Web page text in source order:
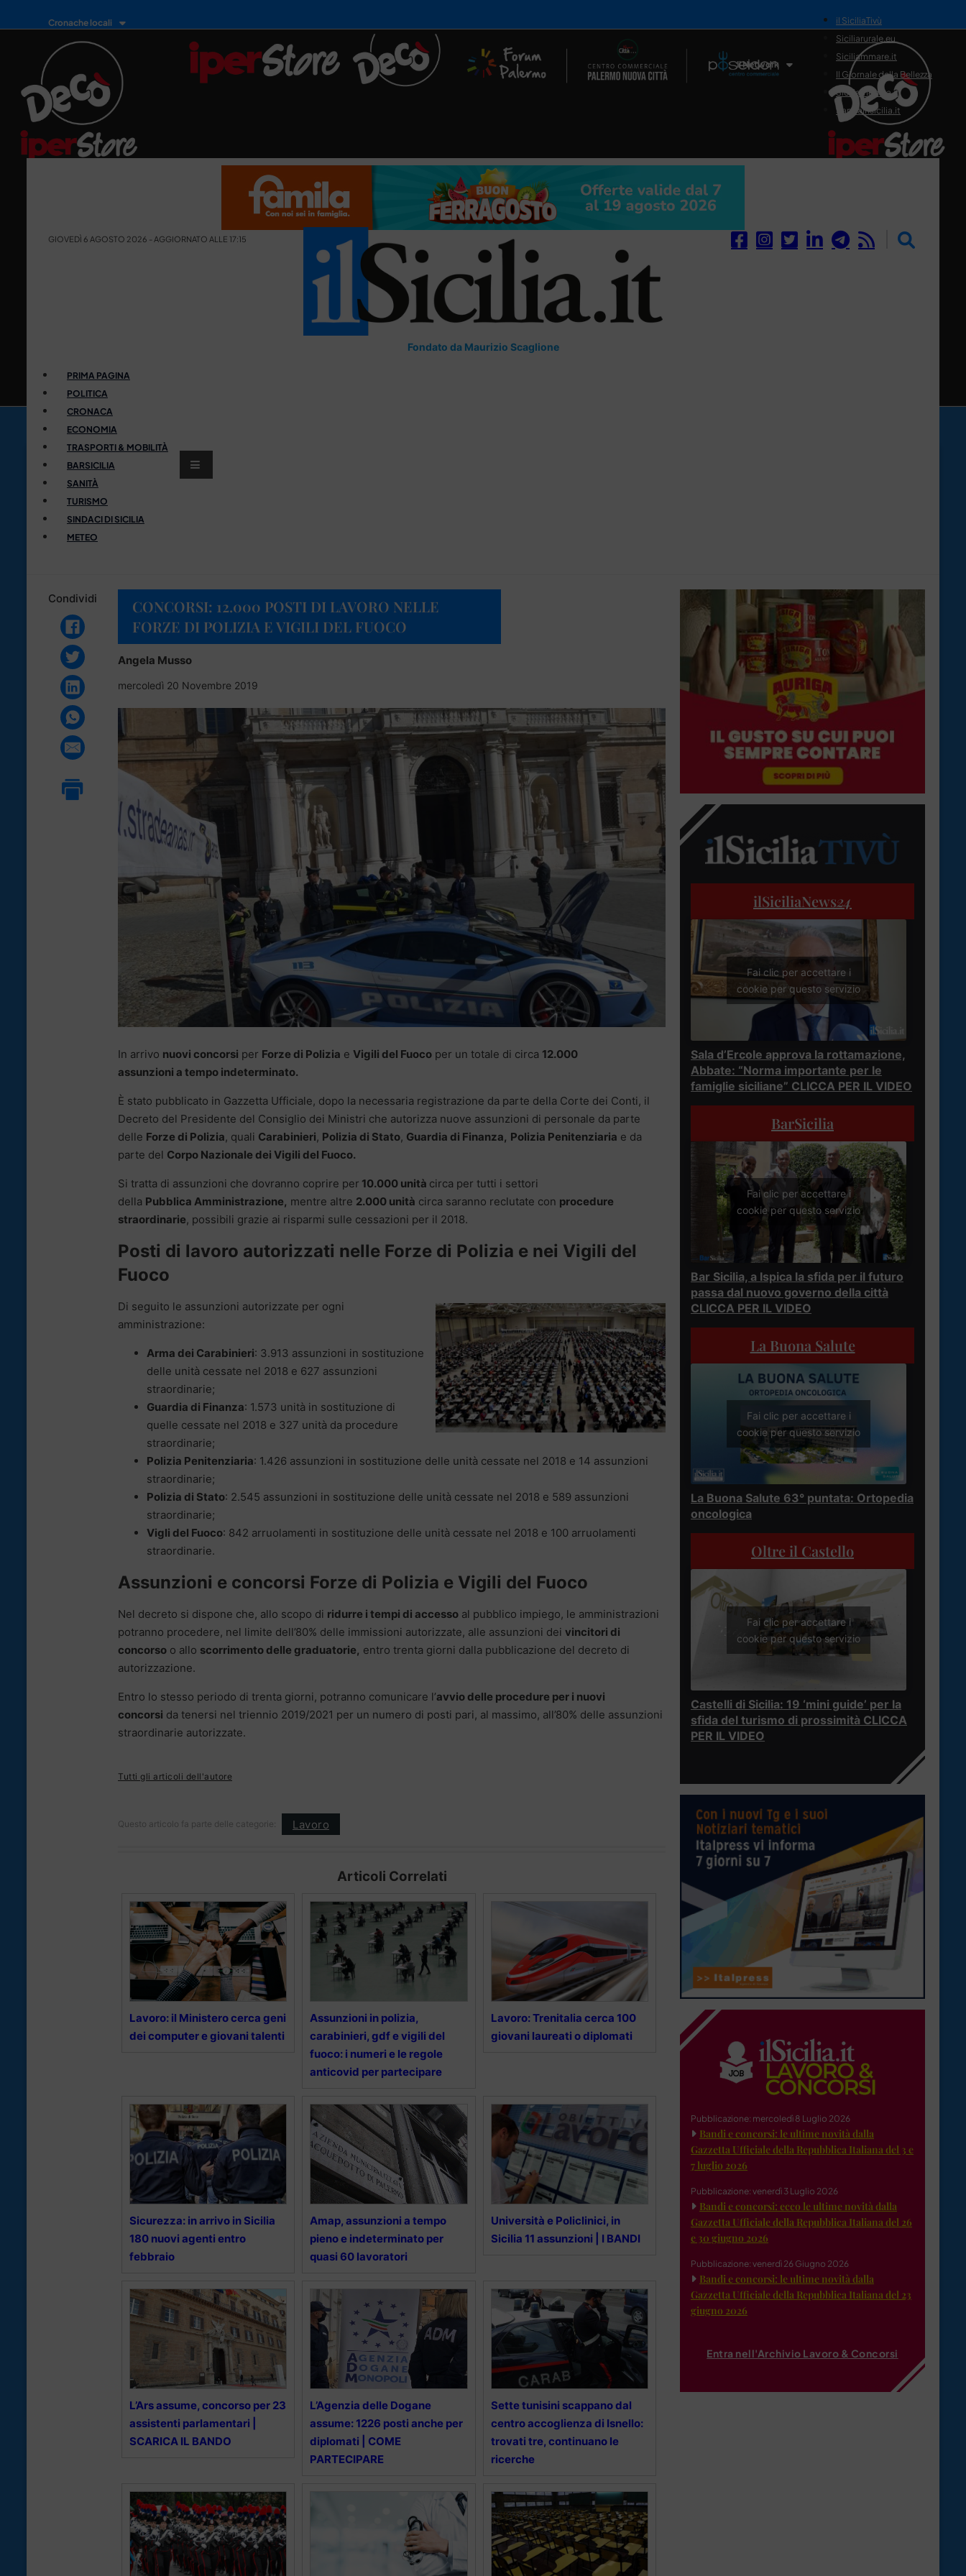
Cronache locali
Il Network
il SiciliaTivù
Siciliarurale.eu
Siciliammare.it
Il Giornale della Bellezza
Siciliamedica.it
Sanitainsicilia.it
GIOVEDÌ 6 AGOSTO 2026 - AGGIORNATO ALLE 17:15
Fondato da Maurizio Scaglione
PRIMA PAGINA
POLITICA
CRONACA
ECONOMIA
TRASPORTI & MOBILITÀ
BARSICILIA
SANITÀ
TURISMO
SINDACI DI SICILIA
METEO
Condividi
CONCORSI: 12.000 POSTI DI LAVORO NELLE
FORZE DI POLIZIA E VIGILI DEL FUOCO
Angela Musso
mercoledì 20 Novembre 2019
In arrivo nuovi concorsi per Forze di Polizia e Vigili del Fuoco per un totale di circa 12.000
assunzioni a tempo indeterminato.
È stato pubblicato in Gazzetta Ufficiale, dopo la necessaria registrazione da parte della Corte dei Conti, il
Decreto del Presidente del Consiglio dei Ministri che autorizza nuove assunzioni di personale da parte
delle Forze di Polizia, quali Carabinieri, Polizia di Stato, Guardia di Finanza, Polizia Penitenziaria e da
parte del Corpo Nazionale dei Vigili del Fuoco.
Si tratta di assunzioni che dovranno coprire per 10.000 unità circa per tutti i settori
della Pubblica Amministrazione, mentre altre 2.000 unità circa saranno reclutate con procedure
straordinarie, possibili grazie ai risparmi sulle cessazioni per il 2018.
Posti di lavoro autorizzati nelle Forze di Polizia e nei Vigili del
Fuoco
Di seguito le assunzioni autorizzate per ogni
amministrazione:
Arma dei Carabinieri: 3.913 assunzioni in sostituzione
delle unità cessate nel 2018 e 627 assunzioni
straordinarie;
Guardia di Finanza: 1.573 unità in sostituzione di
quelle cessate nel 2018 e 327 unità da procedure
straordinarie;
Polizia Penitenziaria: 1.426 assunzioni in sostituzione delle unità cessate nel 2018 e 14 assunzioni
straordinarie;
Polizia di Stato: 2.545 assunzioni in sostituzione delle unità cessate nel 2018 e 589 assunzioni
straordinarie;
Vigli del Fuoco: 842 arruolamenti in sostituzione delle unità cessate nel 2018 e 100 arruolamenti
straordinarie.
Assunzioni e concorsi Forze di Polizia e Vigili del Fuoco
Nel decreto si dispone che, allo scopo di ridurre i tempi di accesso al pubblico impiego, le amministrazioni
potranno procedere, nel limite dell’80% delle immissioni autorizzate, alle assunzioni dei vincitori di
concorso o allo scorrimento delle graduatorie, entro trenta giorni dalla pubblicazione del decreto di
autorizzazione.
Entro lo stesso periodo di trenta giorni, potranno comunicare l’avvio delle procedure per i nuovi
concorsi da tenersi nel triennio 2019/2021 per un numero di posti pari, al massimo, all’80% delle assunzioni
straordinarie autorizzate.
Tutti gli articoli dell'autore
Questo articolo fa parte delle categorie: Lavoro
Articoli Correlati
Lavoro: il Ministero cerca geni
dei computer e giovani talenti
Assunzioni in polizia,
carabinieri, gdf e vigili del
fuoco: i numeri e le regole
anticovid per partecipare
Lavoro: Trenitalia cerca 100
giovani laureati o diplomati
Sicurezza: in arrivo in Sicilia
180 nuovi agenti entro
febbraio
Amap, assunzioni a tempo
pieno e indeterminato per
quasi 60 lavoratori
Università e Policlinici, in
Sicilia 11 assunzioni | I BANDI
L’Ars assume, concorso per 23
assistenti parlamentari |
SCARICA IL BANDO
L’Agenzia delle Dogane
assume: 1226 posti anche per
diplomati | COME
PARTECIPARE
Sette tunisini scappano dal
centro accoglienza di Isnello:
trovati tre, continuano le
ricerche
ilSiciliaNews24
Fai clic per accettare i
cookie per questo servizio
Sala d’Ercole approva la rottamazione,
Abbate: “Norma importante per le
famiglie siciliane” CLICCA PER IL VIDEO
BarSicilia
Fai clic per accettare i
cookie per questo servizio
Bar Sicilia, a Ispica la sfida per il futuro
passa dal nuovo governo della città
CLICCA PER IL VIDEO
La Buona Salute
Fai clic per accettare i
cookie per questo servizio
La Buona Salute 63° puntata: Ortopedia
oncologica
Oltre il Castello
Fai clic per accettare i
cookie per questo servizio
Castelli di Sicilia: 19 ‘mini guide’ per la
sfida del turismo di prossimità CLICCA
PER IL VIDEO
Pubblicazione: mercoledì 8 Luglio 2026
Bandi e concorsi: le ultime novità dalla
Gazzetta Ufficiale della Repubblica Italiana del 3 e
7 luglio 2026
Pubblicazione: venerdì 3 Luglio 2026
Bandi e concorsi: ecco le ultime novità dalla
Gazzetta Ufficiale della Repubblica Italiana del 26
e 30 giugno 2026
Pubblicazione: venerdì 26 Giugno 2026
Bandi e concorsi: le ultime novità dalla
Gazzetta Ufficiale della Repubblica Italiana del 23
giugno 2026
Entra nell'Archivio Lavoro & Concorsi